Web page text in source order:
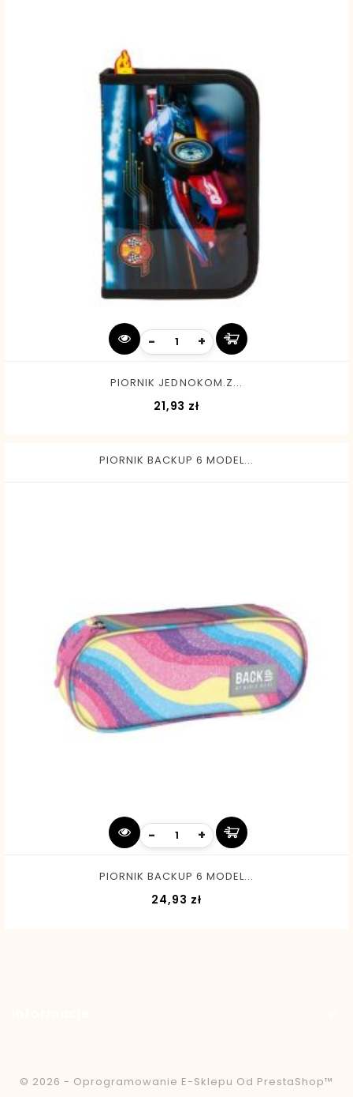
- +
PIORNIK JEDNOKOM.Z...
21,93 zł
PIORNIK BACKUP 6 MODEL...
- +
PIORNIK BACKUP 6 MODEL...
24,93 złCena
© 2026 - Oprogramowanie E-Sklepu Od PrestaShop™